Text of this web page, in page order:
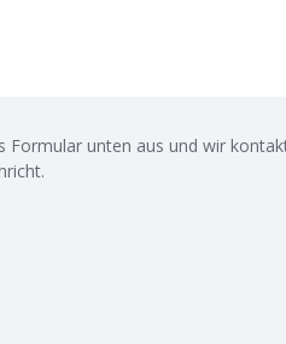
Formular unten aus und wir